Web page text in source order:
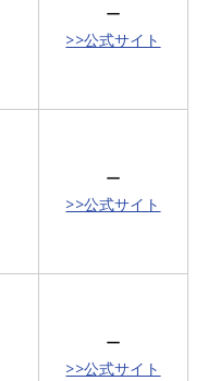
ー
>>公式サイト
ー
>>公式サイト
ー
>>公式サイト